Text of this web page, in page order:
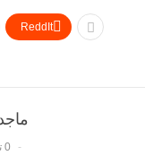
ReddIt
0 تعليقات